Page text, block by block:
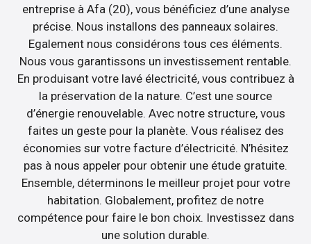
entreprise à Afa (20), vous bénéficiez d’une analyse
précise. Nous installons des panneaux solaires.
Egalement nous considérons tous ces éléments.
Nous vous garantissons un investissement rentable.
En produisant votre lavé électricité, vous contribuez à
la préservation de la nature. C’est une source
d’énergie renouvelable. Avec notre structure, vous
faites un geste pour la planète. Vous réalisez des
économies sur votre facture d’électricité. N’hésitez
pas à nous appeler pour obtenir une étude gratuite.
Ensemble, déterminons le meilleur projet pour votre
habitation. Globalement, profitez de notre
compétence pour faire le bon choix. Investissez dans
une solution durable.